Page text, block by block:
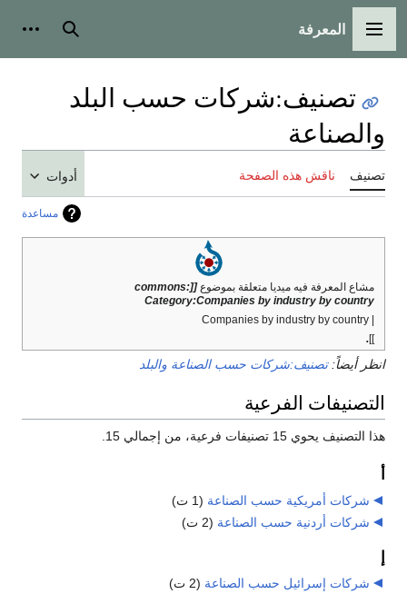
القائمة الرئيسية
المعرفة بحث
تصنيف:شركات حسب البلد
والصناعة
تصنيف ناقش هذه الصفحة أدوات
مساعدة
مشاع المعرفة فيه ميديا متعلقة بموضوع [[commons:
Category:Companies by industry by country
| Companies by industry by country
]]
.
انظر أيضاً:تصنيف:شركات حسب الصناعة والبلد
التصنيفات الفرعية
هذا التصنيف يحوي 15 تصنيفات فرعية، من إجمالي 15.
شركات أمريكية حسب الصناعة (1 ت)
شركات أردنية حسب الصناعة (2 ت)
إ
شركات إسرائيل حسب الصناعة (2 ت)